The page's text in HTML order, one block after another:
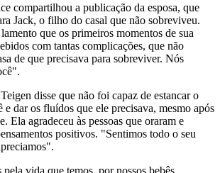
compartilhou a publicação da esposa, que
Jack, o filho do casal que não sobreviveu.
que os primeiros momentos de sua
com tantas complicações, que não
de que precisava para sobreviver. Nós
disse que não foi capaz de estancar o
e dar os fluídos que ele precisava, mesmo após
Ela agradeceu às pessoas que oraram e
positivos. "Sentimos todo o seu
vida que temos, por nossos bebês